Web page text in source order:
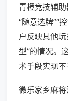
青橙竞技辅
“随意选牌”“
户反映其他玩
型”的情况。
术手段实现不
微乐家乡麻